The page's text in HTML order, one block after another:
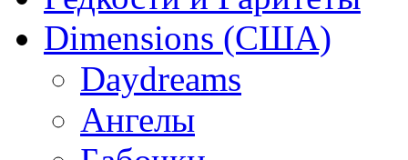
Dimensions (США)
Daydreams
Ангелы